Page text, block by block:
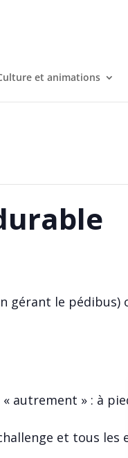
et animations
gérant le
autrement » : à
et tous les